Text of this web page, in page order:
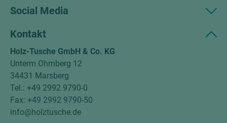
Social Media
Kontakt
Holz-Tusche GmbH & Co. KG
Unterm Ohmberg 12
34431 Marsberg
Tel.: +49 2992 9790-0
Fax: +49 2992 9790-50
info@holztusche.de